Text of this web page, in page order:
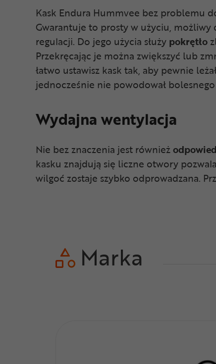
Kask Endura Hummvee bez problemu
Gwarantuje to prosty w użyciu, możliwy
regulacji. Do jego użycia służy pokrętło
Przekręcając je można zwiększyć lub
łatwo ustawisz kask tak, aby pewnie
jednocześnie nie powodował
Wydajna wentylacja
Nie bez znaczenia jest również
kasku znajdują się liczne otwory
wilgoć zostaje szybko odprowadzana.
Marka